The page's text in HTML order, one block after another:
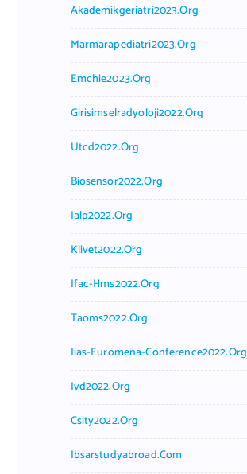
Akademikgeriatri2023.org
Marmarapediatri2023.org
Emchie2023.org
Girisimselradyoloji2022.org
Utcd2022.org
Biosensor2022.org
Ialp2022.org
Klivet2022.org
Ifac-Hms2022.org
Taoms2022.org
Iias-Euromena-Conference2022.org
Ivd2022.org
Csity2022.org
Ibsarstudyabroad.com